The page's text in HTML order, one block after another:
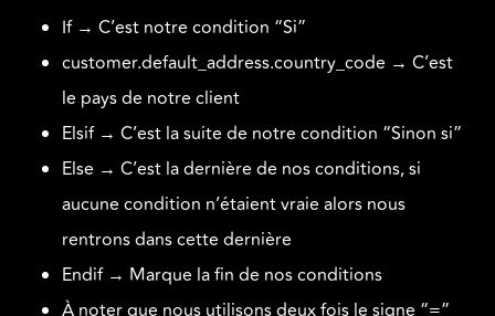
If → C’est notre condition “Si”
customer.default_address.country_code → C’est
le pays de notre client
Elsif → C’est la suite de notre condition “Sinon si”
Else → C’est la dernière de nos conditions, si
aucune condition n’étaient vraie alors nous
rentrons dans cette dernière
Endif → Marque la fin de nos conditions
À noter que nous utilisons deux fois le signe “=”